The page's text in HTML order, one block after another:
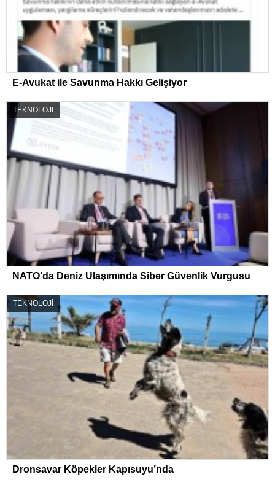
E-Avukat ile Savunma Hakkı Gelişiyor
TEKNOLOJİ
NATO’da Deniz Ulaşımında Siber Güvenlik Vurgusu
TEKNOLOJİ
Dronsavar Köpekler Kapısuyu’nda